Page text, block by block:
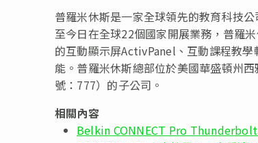
普羅米休斯是一家全球領先的教育科技
至今日在全球22個國家開展業務，普羅
的互動顯示屏ActivPanel、互動課程教
能。普羅米休斯總部位於美國華盛頓州
號：777）的子公司。
相關內容
Belkin CONNECT Pro